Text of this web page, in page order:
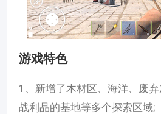
游戏特色
1、新增了木材区、海洋、废
战利品的基地等多个探索区域;